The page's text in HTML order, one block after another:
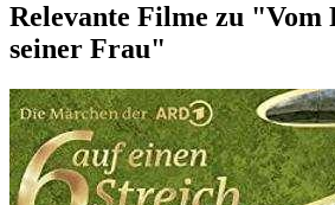
Relevante Filme zu "Vom
seiner Frau"